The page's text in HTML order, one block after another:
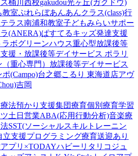
桶川西校gakudou光ヶ丘(ガクドウ)
教室ぷれらぼあんあんクラス(class)行
ラス南浦和教室子どもみらいサポー
(ANERA)ぱすてるキッズ発達支援
ラボグリーンハウス重心型放課後等
援・放課後等デイサービス ポラリ
重心専門） 放課後等デイサービス
ポ(Campo)台之郷こるり 東海道店アヴ
吉岡
法預かり支援集団療育個別療育学習
土日営業ABA(応用行動分析)音楽療
SST(ソーシャルスキルトレーニン
立支援プログラミング療育送迎あり
アプリ×TODAYハビー リタリコジュ